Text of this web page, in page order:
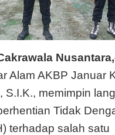
Alam AKBP Januar
S.I.K., memimpin
Tidak
terhadap salah satu